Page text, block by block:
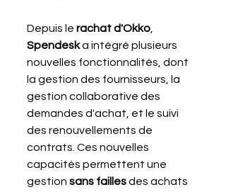
Depuis le rachat d'Okko
Spendesk a intégré plusieurs
nouvelles fonctionnalités, dont
la gestion des fournisseurs, la
gestion collaborative des
demandes d'achat, et le suivi
des renouvellements de
contrats. Ces nouvelles
capacités permettent une
gestion sans failles des achats